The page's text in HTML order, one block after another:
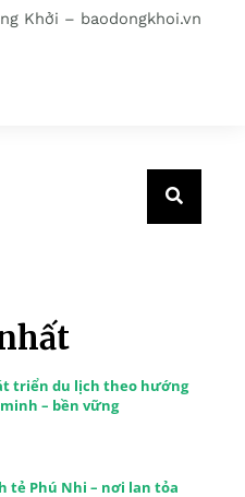
Khởi – baodongkhoi.vn
triển du lịch theo hướng
– bền vững
tẻ Phú Nhi – nơi lan tỏa